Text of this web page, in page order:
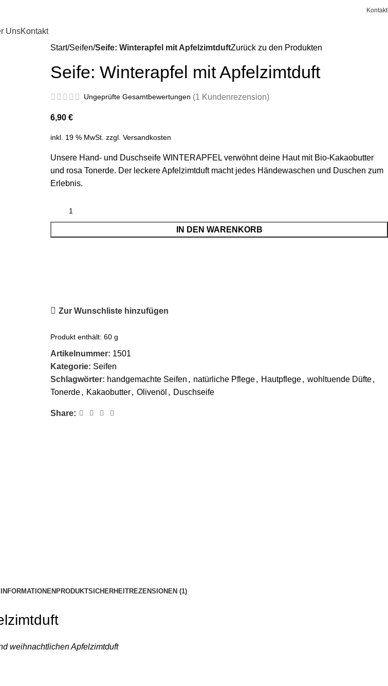
Kontakt
UnsKontakt
Start Seifen Seife: Winterapfel mit ApfelzimtduftZurück zu den Produkten
Seife: Winterapfel mit Apfelzimtduft
Ungeprüfte Gesamtbewertungen (1 Kundenrezension)
6,90 €
inkl. 19 % MwSt. zzgl. Versandkosten
Unsere Hand- und Duschseife WINTERAPFEL verwöhnt deine Haut mit Bio-Kakaobutter
und rosa Tonerde. Der leckere Apfelzimtduft macht jedes Händewaschen und Duschen zum
Erlebnis.
IN DEN WARENKORB
Zur Wunschliste hinzufügen
Produkt enthält: 60 g
Artikelnummer: 1501
Kategorie: Seifen
Schlagwörter: handgemachte Seifen , natürliche Pflege, Hautpflege, wohltuende Düfte,
Tonerde, Kakaobutter, Olivenöl , Duschseife
Share:
PRODUKTSICHERHEITREZENSIONEN (1)
weihnachtlichen Apfelzimtduft